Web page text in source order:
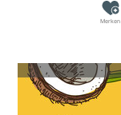
Merken